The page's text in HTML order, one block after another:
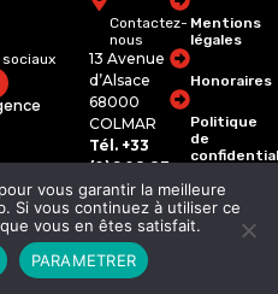
Mentions
légales
Honoraires
Politique
de
Contactez-
nous
13 Avenue
d’Alsace
68000
COLMAR
Tél. +33
(0)6 08 83
74 62
sociaux
droits Reservés.
vous garantir la meilleure
Si vous continuez à utiliser ce
vous en êtes satisfait.
PARAMETRER